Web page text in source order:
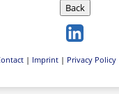
Back
| Imprint | Privacy Policy